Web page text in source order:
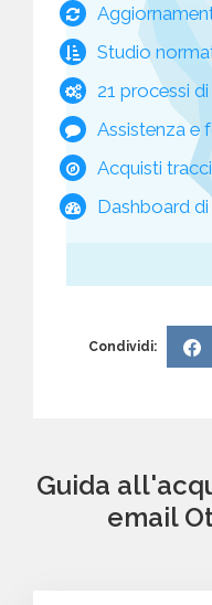
Studio
21 processi
Assistenza e
Acquisti
Dashboard
Condividi:
Guida
email